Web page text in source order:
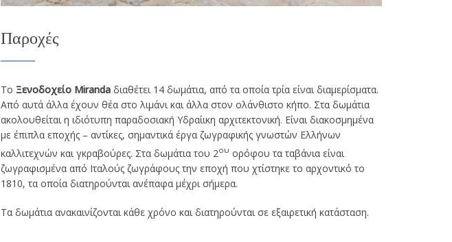
“
The work and the contribution of Miranda Sofianou has
been recognized the high quality of the cultural, artistic,
musical and literary events that took place and are still
taking place in the superb rooms of the hotel, have made
their mark and left sweet memories.
Παροχές
Το Ξενοδοχείο Miranda διαθέτει 14 δωμάτια, από τα οποία τρία είναι διαμερίσματα.
Από αυτά άλλα έχουν θέα στο λιμάνι και άλλα στον ολάνθιστο κήπο. Στα δωμάτια
ακολουθείται η ιδιότυπη παραδοσιακή Υδραίικη αρχιτεκτονική. Είναι διακοσμημένα
με έπιπλα εποχής – αντίκες, σημαντικά έργα ζωγραφικής γνωστών Ελλήνων
καλλιτεχνών και γκραβούρες. Στα δωμάτια του 2ου ορόφου τα ταβάνια είναι
ζωγραφισμένα από Ιταλούς ζωγράφους την εποχή που χτίστηκε το αρχοντικό το
1810, τα οποία διατηρούνται ανέπαφα μέχρι σήμερα.
Τα δωμάτια ανακαινίζονται κάθε χρόνο και διατηρούνται σε εξαιρετική κατάσταση.